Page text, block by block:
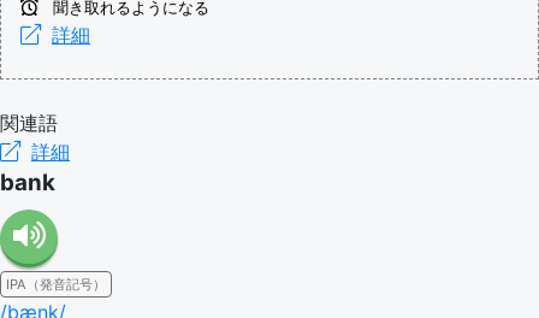
聞き取れるようになる
詳細
関連語
詳細
bank
IPA（発音記号）
/bæŋk/